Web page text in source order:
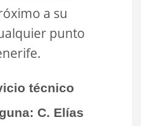
a su
punto
técnico
C. Elías